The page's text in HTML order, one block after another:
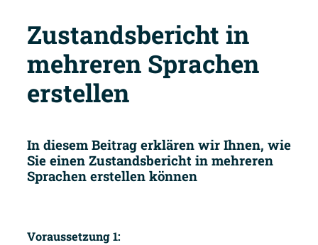
Zustandsbericht in
mehreren Sprachen
erstellen
In diesem Beitrag erklären wir Ihnen, wie
Sie einen Zustandsbericht in mehreren
Sprachen erstellen können
Voraussetzung 1: